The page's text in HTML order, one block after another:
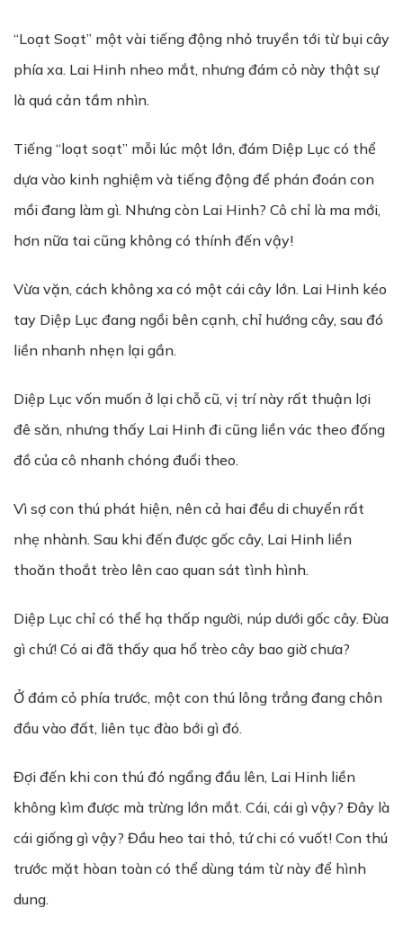
“Loạt Soạt” một vài tiếng động nhỏ truyền tới từ bụi cây
phía xa. Lai Hinh nheo mắt, nhưng đám cỏ này thật sự
là quá cản tầm nhìn.
Tiếng “loạt soạt” mỗi lúc một lớn, đám Diệp Lục có thể
dựa vào kinh nghiệm và tiếng động để phán đoán con
mồi đang làm gì. Nhưng còn Lai Hinh? Cô chỉ là ma mới,
hơn nữa tai cũng không có thính đến vậy!
Vừa vặn, cách không xa có một cái cây lớn. Lai Hinh kéo
tay Diệp Lục đang ngồi bên cạnh, chỉ hướng cây, sau đó
liền nhanh nhẹn lại gần.
Diệp Lục vốn muốn ở lại chỗ cũ, vị trí này rất thuận lợi
đê săn, nhưng thấy Lai Hinh đi cũng liền vác theo đống
đồ của cô nhanh chóng đuổi theo.
Vì sợ con thú phát hiện, nên cả hai đều di chuyển rất
nhẹ nhành. Sau khi đến được gốc cây, Lai Hinh liền
thoăn thoắt trèo lên cao quan sát tình hình.
Diệp Lục chỉ có thể hạ thấp người, núp dưới gốc cây. Đùa
gì chứ! Có ai đã thấy qua hổ trèo cây bao giờ chưa?
Ở đám cỏ phía trước, một con thú lông trắng đang chôn
đầu vào đất, liên tục đào bới gì đó.
Đợi đến khi con thú đó ngẩng đầu lên, Lai Hinh liền
không kìm được mà trừng lớn mắt. Cái, cái gì vậy? Đây là
cái giống gì vậy? Đầu heo tai thỏ, tứ chi có vuốt! Con thú
trước mặt hòan toàn có thể dùng tám từ này để hình
dung.